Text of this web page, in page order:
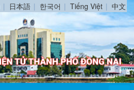
日本語 한국어 Tiếng Việt 中文